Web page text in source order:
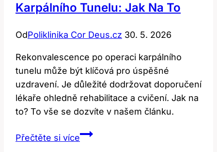
Karpálního Tunelu: Jak Na To
OdPoliklinika Cor Deus.cz 30. 5. 2026
Rekonvalescence po operaci karpálního
tunelu může být klíčová pro úspěšné
uzdravení. Je důležité dodržovat doporučení
lékaře ohledně rehabilitace a cvičení. Jak na
to? To vše se dozvíte v našem článku.
Přečtěte si víceRekonvalescence